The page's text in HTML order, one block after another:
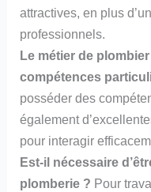
attractives, en plus
professionnels.
Le métier de
compétences
posséder des
également
pour interagir
Est-il nécessaire
plomberie ? Pour